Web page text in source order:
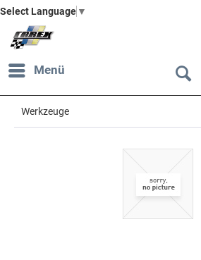
Select Language ▼
Menü
Werkzeuge